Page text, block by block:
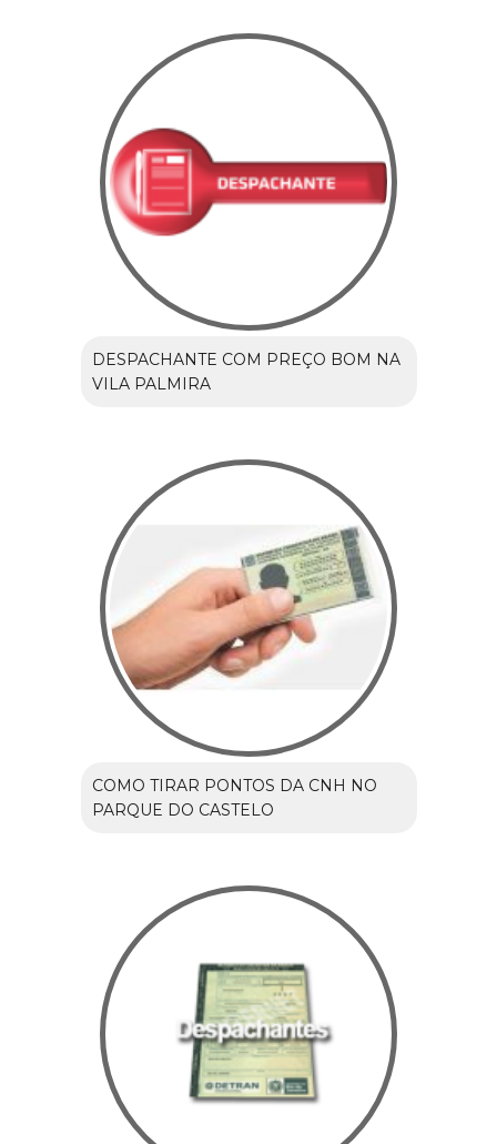
DESPACHANTE COM PREÇO BOM NA
VILA PALMIRA
COMO TIRAR PONTOS DA CNH NO
PARQUE DO CASTELO